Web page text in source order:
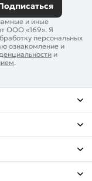
и иные
ООО «169». Я
персональных
ознакомление и
и
.